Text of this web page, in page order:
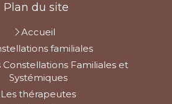
Plan du site
Accueil
familiales
Constellations Familiales et
Systémiques
Les thérapeutes